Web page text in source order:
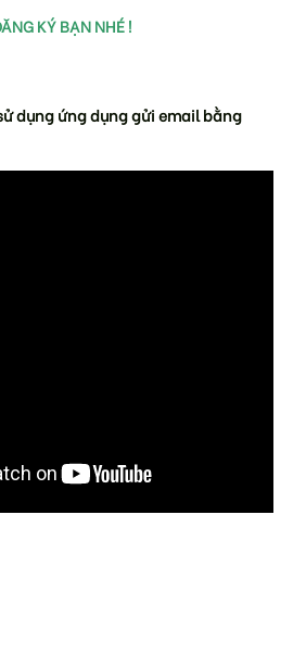
KÝ BẠN NHÉ !
dụng ứng dụng gửi email bằng